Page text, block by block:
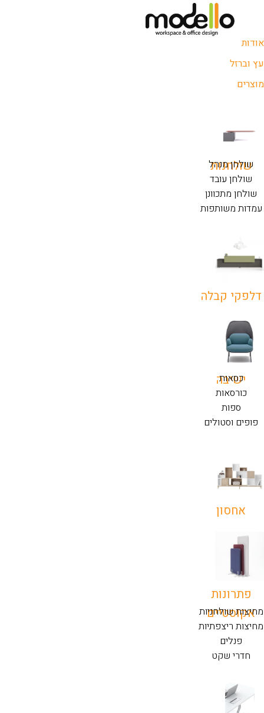
אודות
עץ וברזל
מוצרים
שולחנות
שולחן מנהל
שולחן עובד
שולחן מתכוונן
עמדות משותפות
דלפקי קבלה
ישיבה
כסאות
כורסאות
ספות
פופים וסטולים
אחסון
פתרונות
אקוסטיים
מחיצות שולחניות
מחיצות ריצפתיות
פנלים
חדרי שקט